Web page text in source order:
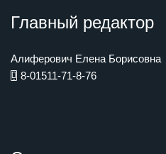
Главный редактор
Алиферович Елена Борисовна
8-01511-71-8-76